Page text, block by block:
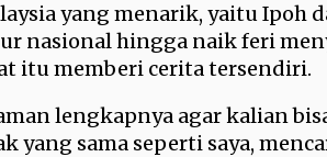
yang menarik, yaitu Ipoh
nasional hingga naik feri
itu memberi cerita tersendiri.
lengkapnya agar kalian
sama seperti saya,